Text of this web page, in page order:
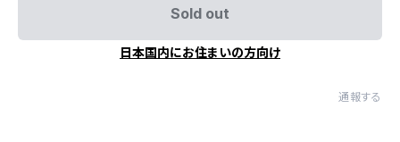
Sold out
日本国内にお住まいの方向け
通報する